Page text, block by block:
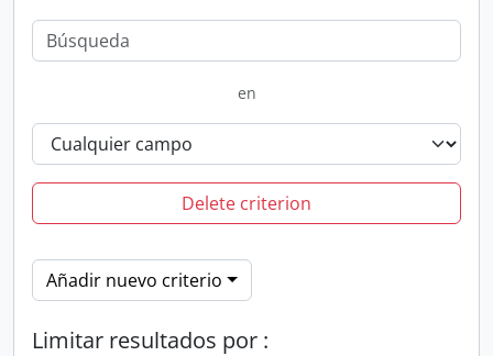
en
Delete criterion
Añadir nuevo criterio
Limitar resultados por :